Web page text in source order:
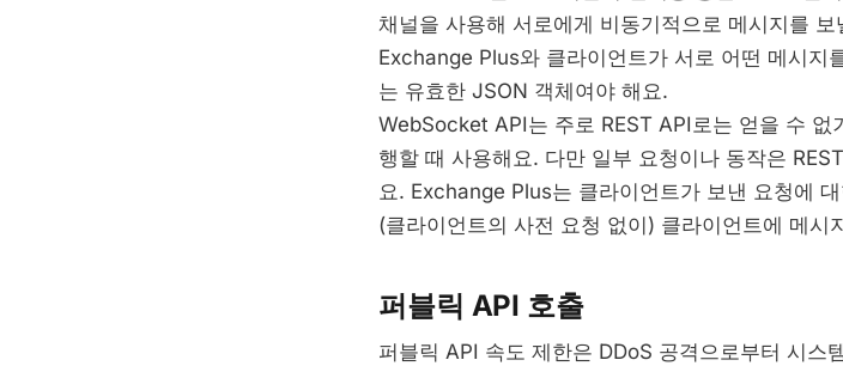
채널을 사용해 서로에게 비동기적으로 메시지를
Exchange Plus와 클라이언트가 서로 어떤 메시지
는 유효한 JSON 객체여야 해요.
WebSocket API는 주로 REST API로는 얻을 수
행할 때 사용해요. 다만 일부 요청이나 동작은
요. Exchange Plus는 클라이언트가 보낸 요청에
(클라이언트의 사전 요청 없이) 클라이언트에 메시
퍼블릭 API 호출
퍼블릭 API 속도 제한은 DDoS 공격으로부터 시스